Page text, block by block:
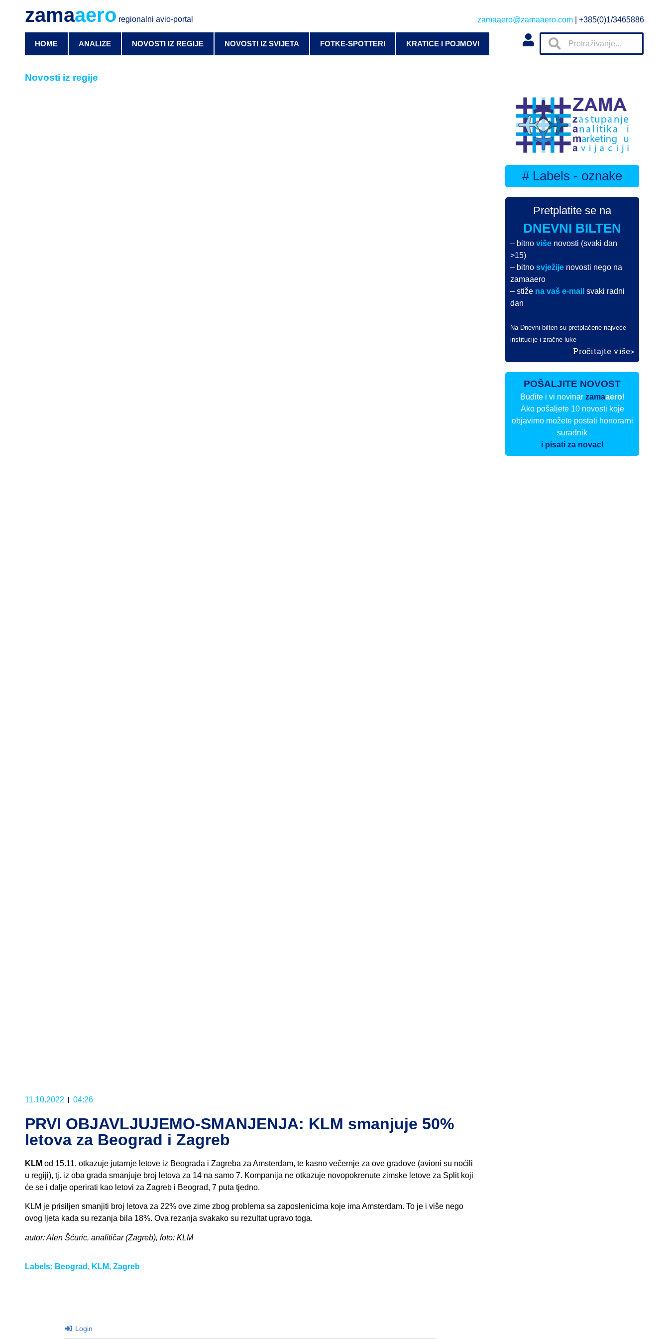
zamaaero regionalni avio-portal zamaaero@zamaaero.com | +385(0)1/3465886
HOME ANALIZE NOVOSTI IZ REGIJE NOVOSTI IZ SVIJETA FOTKE-SPOTTERI KRATICE I POJMOVI
Novosti iz regije
11.10.2022 04:26
PRVI OBJAVLJUJEMO-SMANJENJA: KLM smanjuje 50%
letova za Beograd i Zagreb
KLM od 15.11. otkazuje jutarnje letove iz Beograda i Zagreba za Amsterdam, te kasno večernje za ove gradove (avioni su noćili
u regiji), tj. iz oba grada smanjuje broj letova za 14 na samo 7. Kompanija ne otkazuje novopokrenute zimske letove za Split koji
će se i dalje operirati kao letovi za Zagreb i Beograd, 7 puta tjedno.
KLM je prisiljen smanjiti broj letova za 22% ove zime zbog problema sa zaposlenicima koje ima Amsterdam. To je i više nego
ovog ljeta kada su rezanja bila 18%. Ova rezanja svakako su rezultat upravo toga.
autor: Alen Šćuric, analitičar (Zagreb), foto: KLM
Labels: Beograd , KLM, Zagreb
Login
# Labels - oznake
Pretplatite se na
DNEVNI BILTEN
– bitnoviše novosti (svaki dan
>15)
– bitnosvježije novosti nego na
zamaaero
– stiže na vaš e-mail svaki radni
dan
Na Dnevni bilten su pretplaćene najveće
institucije i zračne luke
Pročitajte više>
POŠALJITE NOVOST
Budite i vi novinarzamaaero!
Ako pošaljete 10 novosti koje
objavimo možete postati honorarni
suradnik
i pisati za novac!